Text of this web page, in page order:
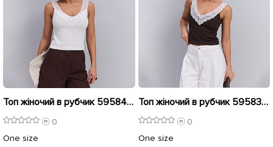
Топ жіночий в рубчик 595840 Молочний
0
One size
Топ жіночий в рубчик 595839 Шоколадний
0
One size